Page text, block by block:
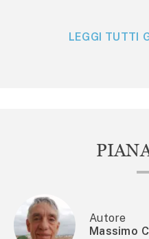
LEGGI TUTTI
Autore
Massimo